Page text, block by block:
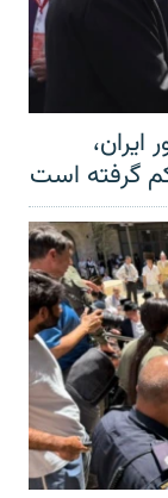
گرفته است